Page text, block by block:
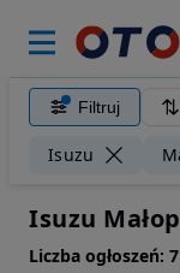
Filtruj
Isuzu
Isuzu
Liczba ogłoszeń: 7